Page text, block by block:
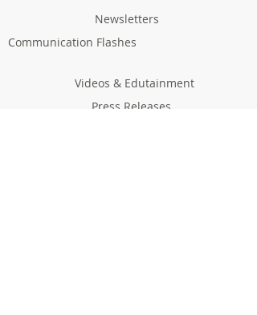
Newsletters
Communication Flashes
Videos & Edutainment
Press Releases